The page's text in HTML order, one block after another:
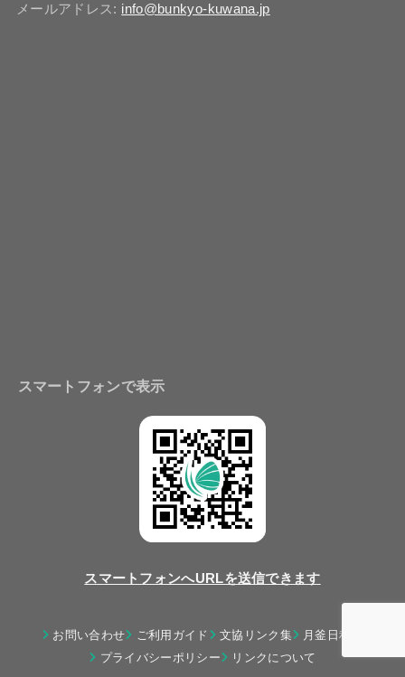
メールアドレス: info@bunkyo-kuwana.jp
スマートフォンで表示
スマートフォンへURLを送信できます
お問い合わせ ご利用ガイド 文協リンク集
月釜日程表
プライバシーポリシー
リンクについて